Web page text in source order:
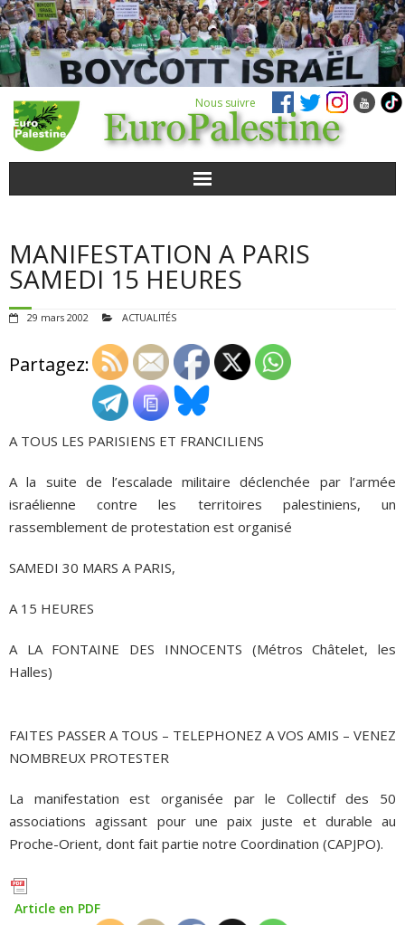
Nous suivre
POUR AGIR
QUI SOMMES-NOUS ?
ADHÉSIONS, DONS, CONTACT
MANIFESTATION A PARIS
SAMEDI 15 HEURES
29 mars 2002 ACTUALITÉS
Partagez:
A TOUS LES PARISIENS ET FRANCILIENS
A la suite de l’escalade militaire déclenchée par l’armée
israélienne contre les territoires palestiniens, un
rassemblement de protestation est organisé
SAMEDI 30 MARS A PARIS,
A 15 HEURES
A LA FONTAINE DES INNOCENTS (Métros Châtelet, les
Halles)
FAITES PASSER A TOUS – TELEPHONEZ A VOS AMIS – VENEZ
NOMBREUX PROTESTER
La manifestation est organisée par le Collectif des 50
associations agissant pour une paix juste et durable au
Proche-Orient, dont fait partie notre Coordination (CAPJPO).
Article en PDF